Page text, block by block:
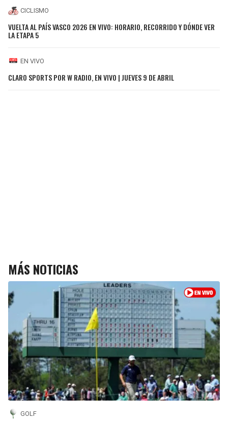
CICLISMO
VUELTA AL PAÍS VASCO 2026 EN VIVO: HORARIO, RECORRIDO Y DÓNDE VER
LA ETAPA 5
EN VIVO
CLARO SPORTS POR W RADIO, EN VIVO | JUEVES 9 DE ABRIL
MÁS NOTICIAS
GOLF